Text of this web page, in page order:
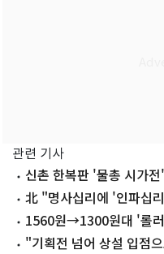
관련 기사
신촌 한복판 '물총 시가
요"北 "명사십리에 '인파십
적 선전
1560원→1300원대 '롤
최대"기획전 넘어 상설 입점